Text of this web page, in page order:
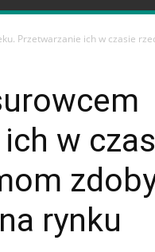
Przetwarzanie ich w czasie
w
rynku